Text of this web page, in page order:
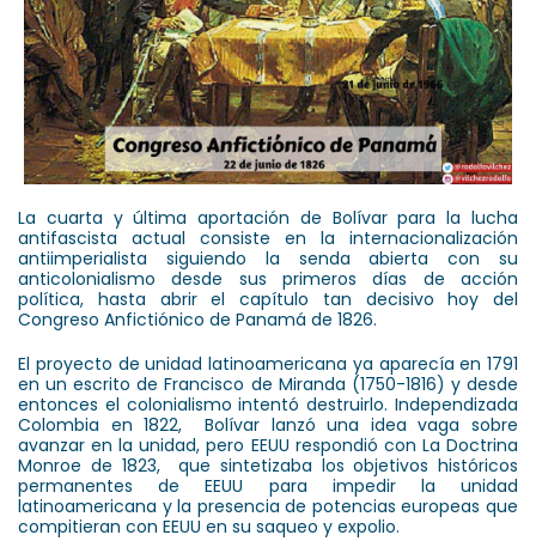
La cuarta y última aportación de Bolívar para la lucha
antifascista actual consiste en la internacionalización
antiimperialista siguiendo la senda abierta con su
anticolonialismo desde sus primeros días de acción
política, hasta abrir el capítulo tan decisivo hoy del
Congreso Anfictiónico de Panamá de 1826.
El proyecto de unidad latinoamericana ya aparecía en 1791
en un escrito de Francisco de Miranda (1750-1816) y desde
entonces el colonialismo intentó destruirlo. Independizada
Colombia en 1822, Bolívar lanzó una idea vaga sobre
avanzar en la unidad, pero EEUU respondió con La Doctrina
Monroe de 1823, que sintetizaba los objetivos históricos
permanentes de EEUU para impedir la unidad
latinoamericana y la presencia de potencias europeas que
compitieran con EEUU en su saqueo y expolio.